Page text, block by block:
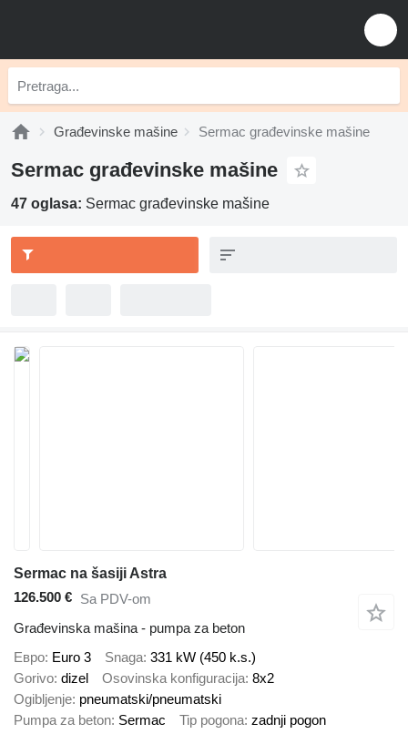
Građevinske mašine Sermac građevinske mašine
Sermac građevinske mašine
47 oglasa: Sermac građevinske mašine
Sermac na šasiji Astra
126.500 € Sa PDV-om
Građevinska mašina - pumpa za beton
Евро Euro 3 Snaga 331 kW (450 k.s.)
Gorivo dizel Osovinska konfiguracija 8x2
Ogibljenje pneumatski/pneumatski
Pumpa za beton Sermac Tip pogona zadnji pogon